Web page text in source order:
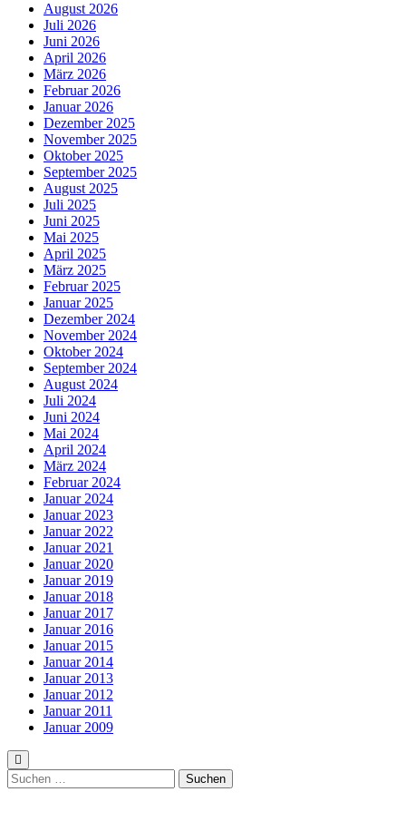
August 2026
Juli 2026
Juni 2026
April 2026
März 2026
Februar 2026
Januar 2026
Dezember 2025
November 2025
Oktober 2025
September 2025
August 2025
Juli 2025
Juni 2025
Mai 2025
April 2025
März 2025
Februar 2025
Januar 2025
Dezember 2024
November 2024
Oktober 2024
September 2024
August 2024
Juli 2024
Juni 2024
Mai 2024
April 2024
März 2024
Februar 2024
Januar 2024
Januar 2023
Januar 2022
Januar 2021
Januar 2020
Januar 2019
Januar 2018
Januar 2017
Januar 2016
Januar 2015
Januar 2014
Januar 2013
Januar 2012
Januar 2011
Januar 2009
Suchen
nach: